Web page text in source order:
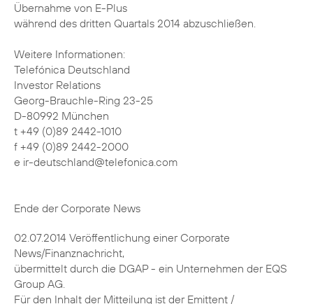
Übernahme von E-Plus
während des dritten Quartals 2014 abzuschließen.
Weitere Informationen:
Telefónica Deutschland
Investor Relations
Georg-Brauchle-Ring 23-25
D-80992 München
t +49 (0)89 2442-1010
f +49 (0)89 2442-2000
e ir-deutschland@telefonica.com
Ende der Corporate News
02.07.2014 Veröffentlichung einer Corporate
News/Finanznachricht,
übermittelt durch die DGAP - ein Unternehmen der EQS
Group AG.
Für den Inhalt der Mitteilung ist der Emittent /